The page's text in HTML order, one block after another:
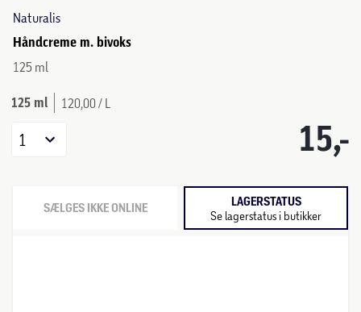
Naturalis
Håndcreme m. bivoks
125 ml
125 ml 120,00 / L
15,-
1
SÆLGES IKKE ONLINE LAGERSTATUS
Se lagerstatus i butikker